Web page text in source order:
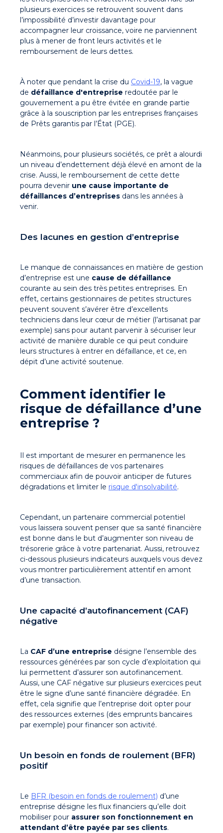
plusieurs exercices se retrouvent souvent dans
l’impossibilité d’investir davantage pour
accompagner leur croissance, voire ne parviennent
plus à mener de front leurs activités et le
remboursement de leurs dettes.
À noter que pendant la crise du Covid-19, la vague
de défaillance d'entreprise redoutée par le
gouvernement a pu être évitée en grande partie
grâce à la souscription par les entreprises françaises
de Prêts garantis par l’État (PGE).
Néanmoins, pour plusieurs sociétés, ce prêt a alourdi
un niveau d’endettement déjà élevé en amont de la
crise. Aussi, le remboursement de cette dette
pourra devenir une cause importante de
défaillances d’entreprises dans les années à
venir.
Des lacunes en gestion d’entreprise
Le manque de connaissances en matière de gestion
d’entreprise est une cause de défaillance
courante au sein des très petites entreprises. En
effet, certains gestionnaires de petites structures
peuvent souvent s’avérer être d’excellents
techniciens dans leur cœur de métier (l’artisanat par
exemple) sans pour autant parvenir à sécuriser leur
activité de manière durable ce qui peut conduire
leurs structures à entrer en défaillance, et ce, en
dépit d’une activité soutenue.
Comment identifier le
risque de défaillance d’une
entreprise ?
Il est important de mesurer en permanence les
risques de défaillances de vos partenaires
commerciaux afin de pouvoir anticiper de futures
dégradations et limiter le risque d'insolvabilité.
Cependant, un partenaire commercial potentiel
vous laissera souvent penser que sa santé financière
est bonne dans le but d’augmenter son niveau de
trésorerie grâce à votre partenariat. Aussi, retrouvez
ci-dessous plusieurs indicateurs auxquels vous devez
vous montrer particulièrement attentif en amont
d’une transaction.
Une capacité d’autofinancement (CAF)
négative
La CAF d’une entreprise désigne l’ensemble des
ressources générées par son cycle d’exploitation qui
lui permettent d’assurer son autofinancement.
Aussi, une CAF négative sur plusieurs exercices peut
être le signe d’une santé financière dégradée. En
effet, cela signifie que l’entreprise doit opter pour
des ressources externes (des emprunts bancaires
par exemple) pour financer son activité.
Un besoin en fonds de roulement (BFR)
positif
Le BFR (besoin en fonds de roulement) d’une
entreprise désigne les flux financiers qu’elle doit
mobiliser pour assurer son fonctionnement en
attendant d’être payée par ses clients.